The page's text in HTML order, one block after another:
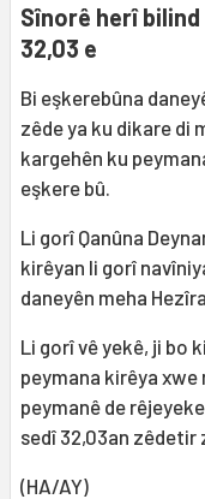
Sînorê herî
32,03 e
Bi eşkerebûna
zêde ya ku dikare di
kargehên ku
eşkere bû.
Li gorî Qanûna
kirêyan li gorî
daneyên meha
Li gorî vê yekê, ji bo
peymana kirêya xwe
peymanê de
sedî 32,03an zêdetir
(HA/AY)